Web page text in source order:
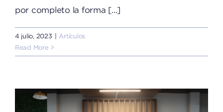
por completo la forma [...]
4 julio, 2023
Artículos
Read More